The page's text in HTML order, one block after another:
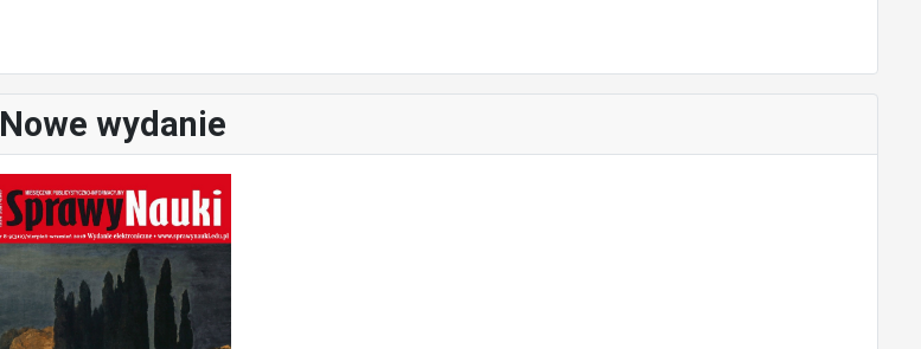
Nowe wydanie